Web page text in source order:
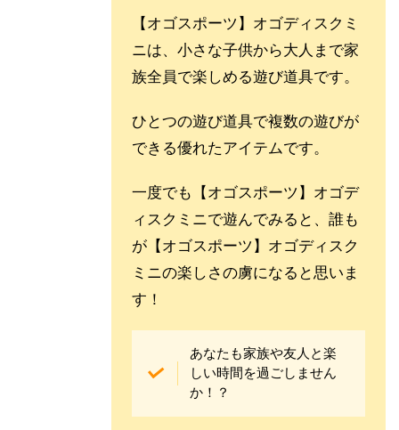
【オゴスポーツ】オゴディスクミ
ニは、小さな子供から大人まで家
族全員で楽しめる遊び道具です。
ひとつの遊び道具で複数の遊びが
できる優れたアイテムです。
一度でも 【オゴスポーツ】オゴデ
ィスクミニで遊んでみると、誰も
が 【オゴスポーツ】オゴディスク
ミニの楽しさの虜になると思いま
す！
あなたも家族や友人と楽
しい時間を過ごしません
か！？